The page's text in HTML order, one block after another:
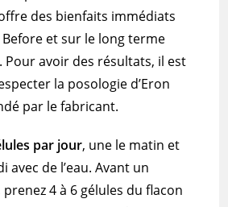
des bienfaits immédiats
Before et sur le long terme
Pour avoir des résultats, il est
la posologie d’Eron
par le fabricant.
par jour, une le matin et
avec de l’eau.Avant un
4 à 6 gélules du flacon